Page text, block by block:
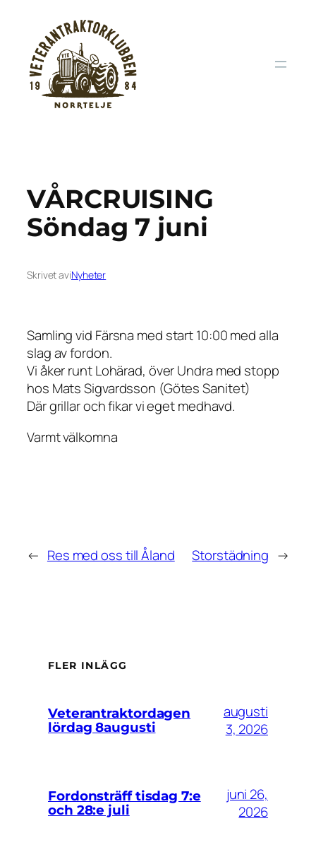
innehåll
VÅRCRUISING
Söndag 7 juni
Skrivet aviNyheter
Samling vid Färsna med start 10:00 med alla
slag av fordon.
Vi åker runt Lohärad, över Undra med stopp
hos Mats Sigvardsson (Götes Sanitet)
Där grillar och fikar vi eget medhavd.
Varmt välkomna
← Res med oss till Åland Storstädning →
FLER INLÄGG
Veterantraktordagen
lördag 8augusti
augusti
3, 2026
Fordonsträff tisdag 7:e
och 28:e juli
juni 26,
2026